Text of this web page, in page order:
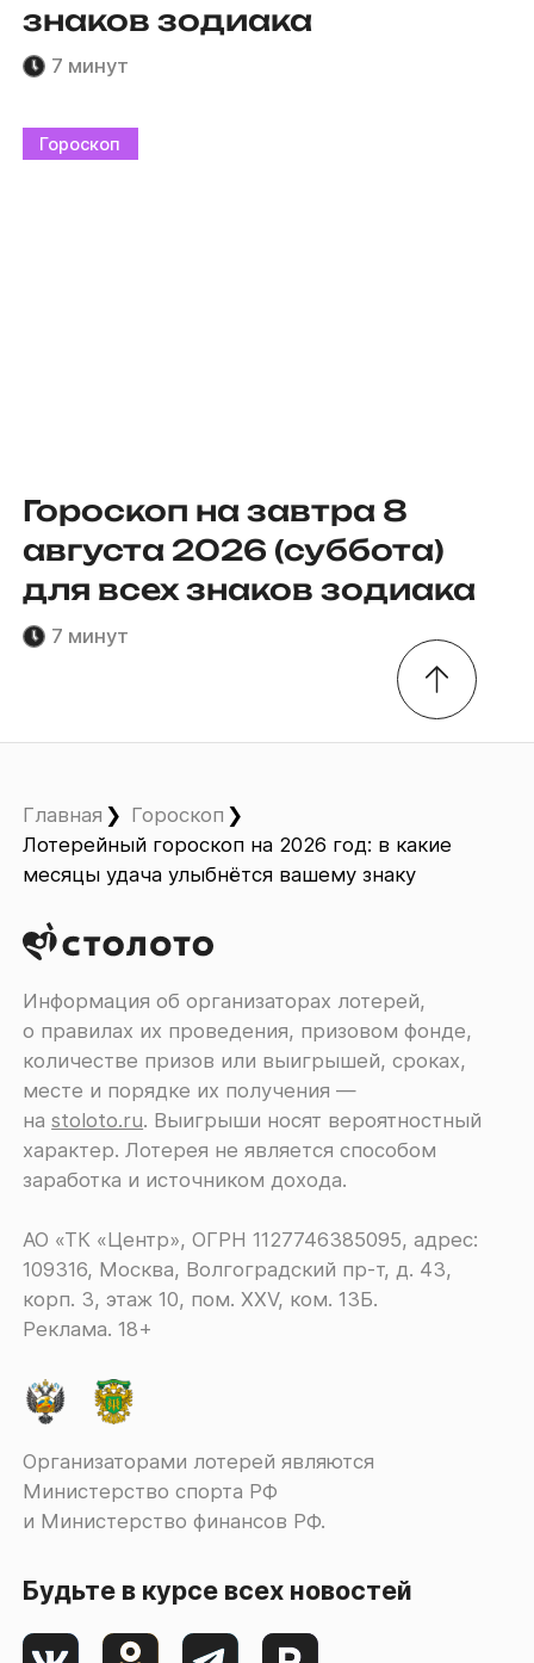
знаков зодиака
7 минут
Гороскоп
Гороскоп на завтра 8
августа 2026 (суббота)
для всех знаков зодиака
7 минут
Главная
Гороскоп
Лотерейный гороскоп на 2026 год: в какие
месяцы удача улыбнётся вашему знаку
Информация об организаторах лотерей,
о правилах их проведения, призовом фонде,
количестве призов или выигрышей, сроках,
месте и порядке их получения ―
наstoloto.ru. Выигрыши носят вероятностный
характер. Лотерея не является способом
заработка и источником дохода.
АО «ТК «Центр», ОГРН 1127746385095, адрес:
109316, Москва, Волгоградский пр-т, д. 43,
корп. 3, этаж 10, пом. XXV, ком. 13Б.
Реклама. 18+
Организаторами лотерей являются
Министерство спорта РФ
и Министерство финансов РФ.
Будьте в курсе всех новостей